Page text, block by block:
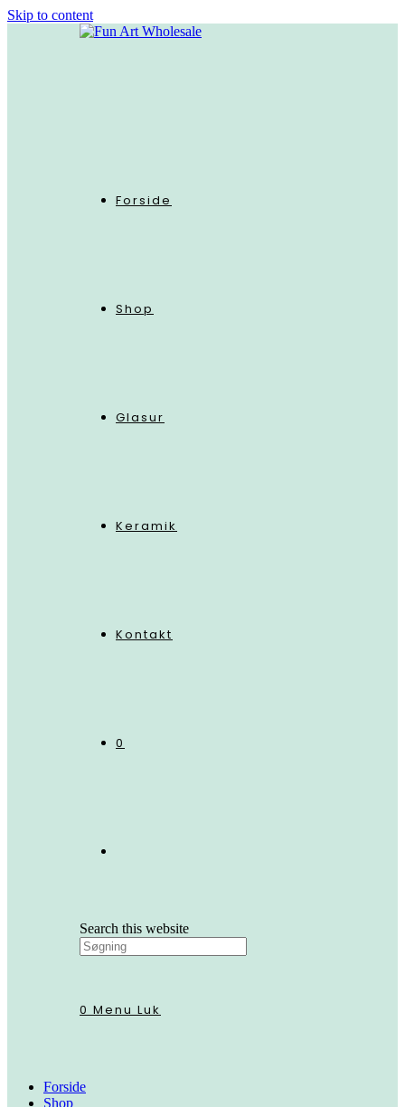
Skip to content
Forside
Shop
Glasur
Keramik
Kontakt
0
Search this website
0 Menu Luk
Forside
Shop